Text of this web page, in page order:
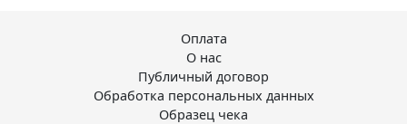
Оплата
О нас
Публичный договор
Обработка персональных данных
Образец чека